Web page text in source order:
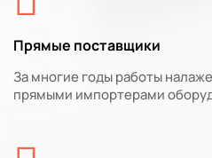
Прямые поставщики
За многие годы работы
прямыми импортерами